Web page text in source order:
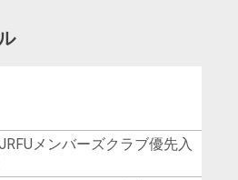
メンバーズクラブ優先入